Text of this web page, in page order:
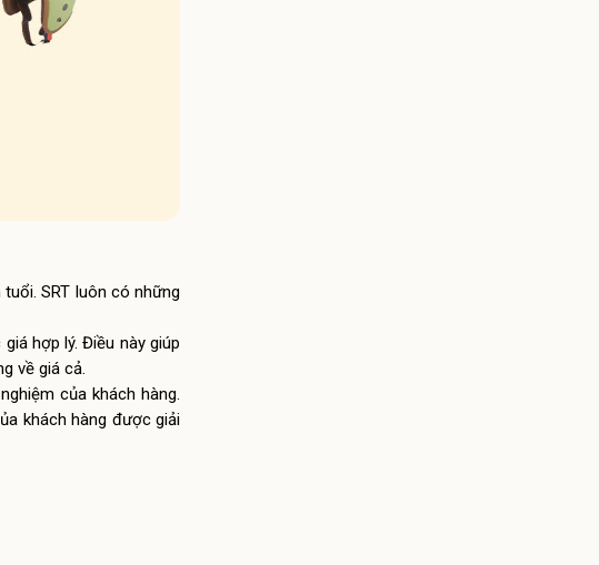
SRT luôn có những
hợp lý. Điều này giúp
về giá cả.
của khách hàng.
khách hàng được giải